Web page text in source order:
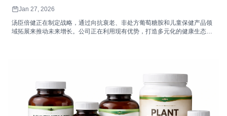
Jan 27, 2026
汤臣倍健正在制定战略，通过向抗衰老、非处方葡萄糖胺和儿童保健产品领
域拓展来推动未来增长。公司正在利用现有优势，打造多元化的健康生态系